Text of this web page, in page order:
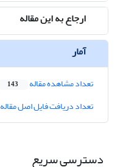
ارجاع به این مقاله
آمار
تعداد مشاهده مقاله 143
تعداد دریافت فایل اصل مقاله
دسترسی سریع